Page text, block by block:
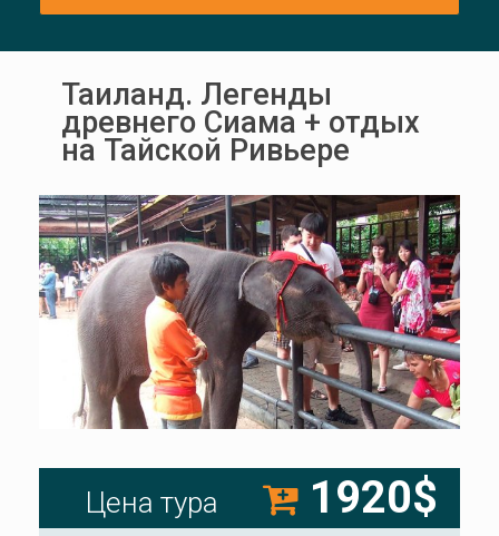
Таиланд. Легенды
древнего Сиама + отдых
на Тайской Ривьере
Цена тура 1920$